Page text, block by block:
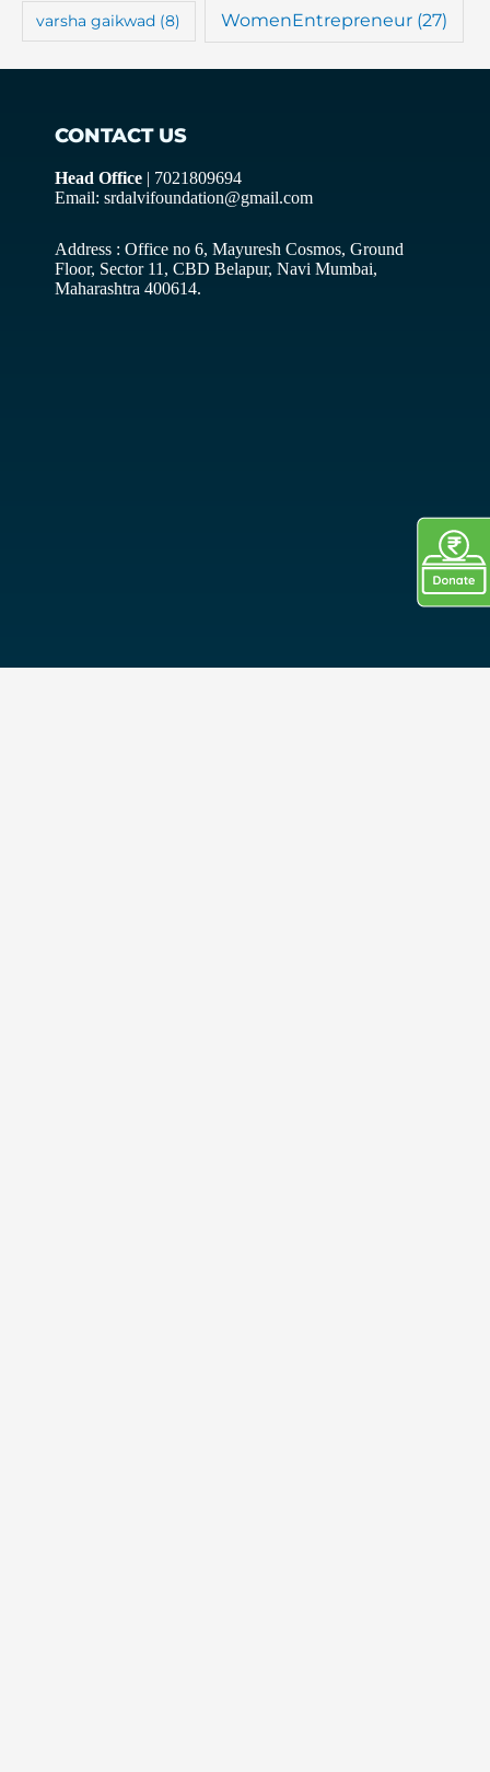
varsha gaikwad (8) WomenEntrepreneur (27)
CONTACT US
Head Office | 7021809694
Email: srdalvifoundation@gmail.com
Address : Office no 6, Mayuresh Cosmos, Ground
Floor, Sector 11, CBD Belapur, Navi Mumbai,
Maharashtra 400614.